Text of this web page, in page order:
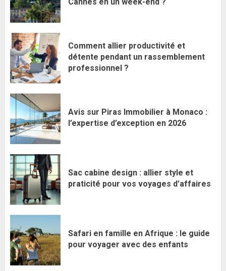
Comment allier productivité et
détente pendant un rassemblement
professionnel ?
Avis sur Piras Immobilier à Monaco :
l’expertise d’exception en 2026
Sac cabine design : allier style et
praticité pour vos voyages d’affaires
Safari en famille en Afrique : le guide
pour voyager avec des enfants